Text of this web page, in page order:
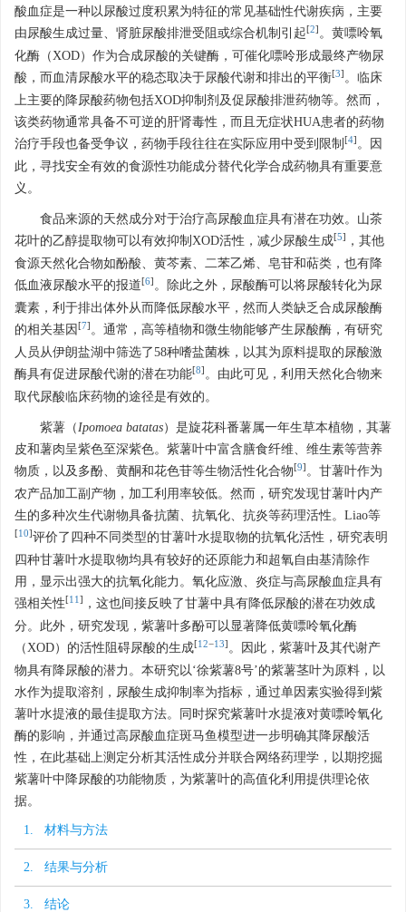
酸血症是一种以尿酸过度积累为特征的常见基础性代谢疾病，主要
由尿酸生成过量、肾脏尿酸排泄受阻或综合机制引起[2] 。黄嘌呤氧
化酶（XOD）作为合成尿酸的关键酶，可催化嘌呤形成最终产物尿
酸，而血清尿酸水平的稳态取决于尿酸代谢和排出的平衡[3] 。临床
上主要的降尿酸药物包括XOD抑制剂及促尿酸排泄药物等。然而，
该类药物通常具备不可逆的肝肾毒性，而且无症状HUA患者的药物
治疗手段也备受争议，药物手段往往在实际应用中受到限制 [4] 。因
此，寻找安全有效的食源性功能成分替代化学合成药物具有重要意
义。
食品来源的天然成分对于治疗高尿酸血症具有潜在功效。山茶
花叶的乙醇提取物可以有效抑制XOD活性，减少尿酸生成[5]
，其他
食源天然化合物如酚酸、黄芩素、二苯乙烯、皂苷和萜类，也有降
低血液尿酸水平的报道[6] 。除此之外，尿酸酶可以将尿酸转化为尿
囊素，利于排出体外从而降低尿酸水平，然而人类缺乏合成尿酸酶
的相关基因 [7] 。通常，高等植物和微生物能够产生尿酸酶，有研究
人员从伊朗盐湖中筛选了58种嗜盐菌株，以其为原料提取的尿酸激
酶具有促进尿酸代谢的潜在功能[8] 。由此可见，利用天然化合物来
取代尿酸临床药物的途径是有效的。
紫薯（Ipomoea batatas）是旋花科番薯属一年生草本植物，其薯
皮和薯肉呈紫色至深紫色。紫薯叶中富含膳食纤维、维生素等营养
物质，以及多酚、黄酮和花色苷等生物活性化合物[9] 。甘薯叶作为
农产品加工副产物，加工利用率较低。然而，研究发现甘薯叶内产
生的多种次生代谢物具备抗菌、抗氧化、抗炎等药理活性。Liao等
[10]评价了四种不同类型的甘薯叶水提取物的抗氧化活性，研究表明
四种甘薯叶水提取物均具有较好的还原能力和超氧自由基清除作
用，显示出强大的抗氧化能力。氧化应激、炎症与高尿酸血症具有
强相关性[11 ]
，这也间接反映了甘薯中具有降低尿酸的潜在功效成
分。此外，研究发现，紫薯叶多酚可以显著降低黄嘌呤氧化酶
（XOD）的活性阻碍尿酸的生成[12−13] 。因此，紫薯叶及其代谢产
物具有降尿酸的潜力。本研究以‘徐紫薯8号’的紫薯茎叶为原料，以
水作为提取溶剂，尿酸生成抑制率为指标，通过单因素实验得到紫
薯叶水提液的最佳提取方法。同时探究紫薯叶水提液对黄嘌呤氧化
酶的影响，并通过高尿酸血症斑马鱼模型进一步明确其降尿酸活
性，在此基础上测定分析其活性成分并联合网络药理学，以期挖掘
紫薯叶中降尿酸的功能物质，为紫薯叶的高值化利用提供理论依
据。
1. 材料与方法
2. 结果与分析
3. 结论